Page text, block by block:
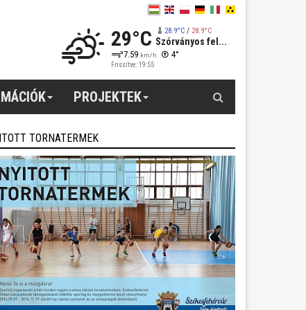
29°C 28.9°C/ 28.9°C
Szórványos fel...
7.59 km/h 4°
Frissítve: 19:55
PROJEKTEK
TORNATERMEK